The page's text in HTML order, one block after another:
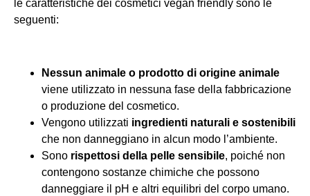
le caratteristiche dei cosmetici vegan friendly sono le
seguenti:
Nessun animale o prodotto di origine animale
viene utilizzato in nessuna fase della fabbricazione
o produzione del cosmetico.
Vengono utilizzati ingredienti naturali e sostenibili
che non danneggiano in alcun modo l’ambiente.
Sono rispettosi della pelle sensibile, poiché non
contengono sostanze chimiche che possono
danneggiare il pH e altri equilibri del corpo umano.